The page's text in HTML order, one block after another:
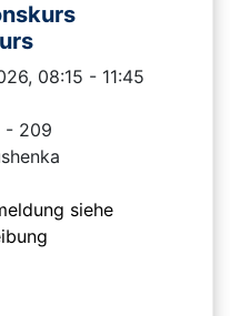
08:15 - 11:45
- 209
siehe